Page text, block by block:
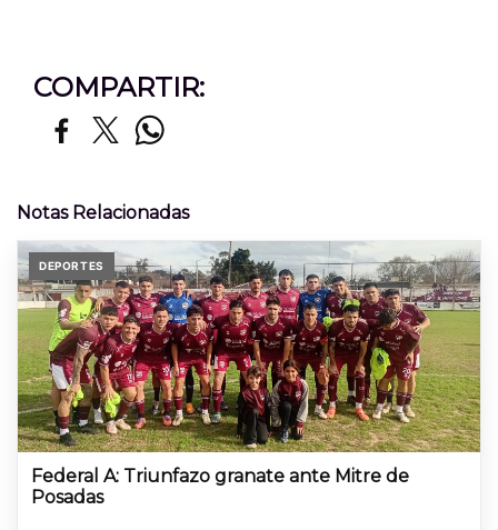
COMPARTIR:
Notas Relacionadas
DEPORTES
Federal A: Triunfazo granate ante Mitre de
Posadas